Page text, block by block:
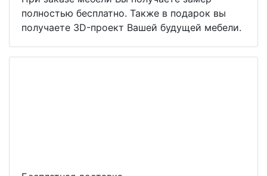
полностью бесплатно. Также в подарок вы
получаете 3D-проект Вашей будущей мебели.